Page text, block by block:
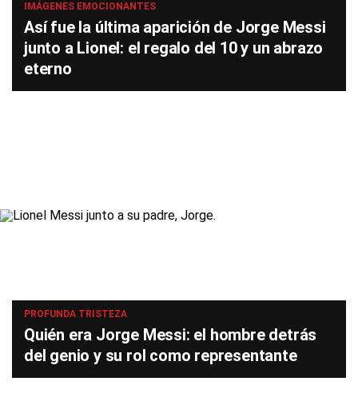
IMÁGENES EMOCIONANTES
Así fue la última aparición de Jorge Messi
junto a Lionel: el regalo del 10 y un abrazo
eterno
PROFUNDA TRISTEZA
Quién era Jorge Messi: el hombre detrás
del genio y su rol como representante